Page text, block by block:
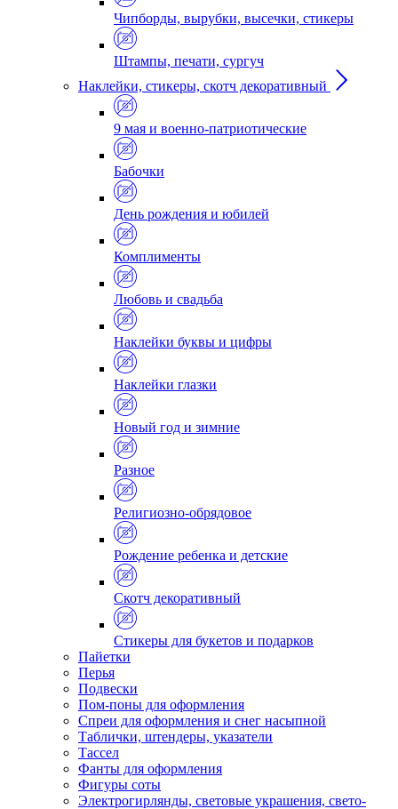
Чипборды, вырубки, высечки, стикеры
Штампы, печати, сургуч
Наклейки, стикеры, скотч декоративный
9 мая и военно-патриотические
Бабочки
День рождения и юбилей
Комплименты
Любовь и свадьба
Наклейки буквы и цифры
Наклейки глазки
Новый год и зимние
Разное
Религиозно-обрядовое
Рождение ребенка и детские
Скотч декоративный
Стикеры для букетов и подарков
Пайетки
Перья
Подвески
Пом-поны для оформления
Спреи для оформления и снег насыпной
Таблички, штендеры, указатели
Тассел
Фанты для оформления
Фигуры соты
Электрогирлянды, световые украшения, свето-